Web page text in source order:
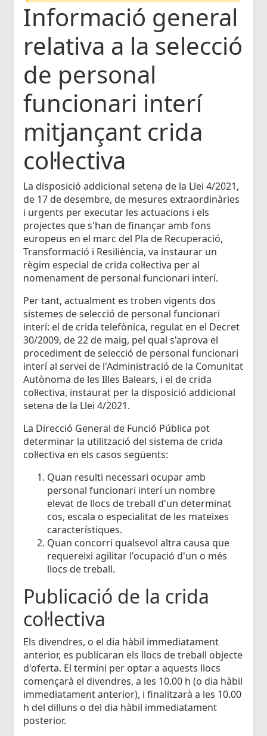
Informació general
relativa a la selecció
de personal
funcionari interí
mitjançant crida
col·lectiva
La disposició addicional setena de la Llei 4/2021,
de 17 de desembre, de mesures extraordinàries
i urgents per executar les actuacions i els
projectes que s'han de finançar amb fons
europeus en el marc del Pla de Recuperació,
Transformació i Resiliència, va instaurar un
règim especial de crida col·lectiva per al
nomenament de personal funcionari interí.
Per tant, actualment es troben vigents dos
sistemes de selecció de personal funcionari
interí: el de crida telefònica, regulat en el Decret
30/2009, de 22 de maig, pel qual s'aprova el
procediment de selecció de personal funcionari
interí al servei de l'Administració de la Comunitat
Autònoma de les Illes Balears, i el de crida
col·lectiva, instaurat per la disposició addicional
setena de la Llei 4/2021.
La Direcció General de Funció Pública pot
determinar la utilització del sistema de crida
col·lectiva en els casos següents:
Quan resulti necessari ocupar amb
personal funcionari interí un nombre
elevat de llocs de treball d'un determinat
cos, escala o especialitat de les mateixes
característiques.
Quan concorri qualsevol altra causa que
requereixi agilitar l'ocupació d'un o més
llocs de treball.
Publicació de la crida
col·lectiva
Els divendres, o el dia hàbil immediatament
anterior, es publicaran els llocs de treball objecte
d'oferta. El termini per optar a aquests llocs
començarà el divendres, a les 10.00 h (o dia hàbil
immediatament anterior), i finalitzarà a les 10.00
h del dilluns o del dia hàbil immediatament
posterior.